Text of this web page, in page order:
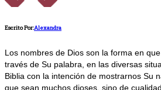
Escrito Por:Alexandra
Los nombres de Dios son la forma en
través de Su palabra, en las diversas
Biblia con la intención de mostrarnos Su
que sean muchos dioses, sino de